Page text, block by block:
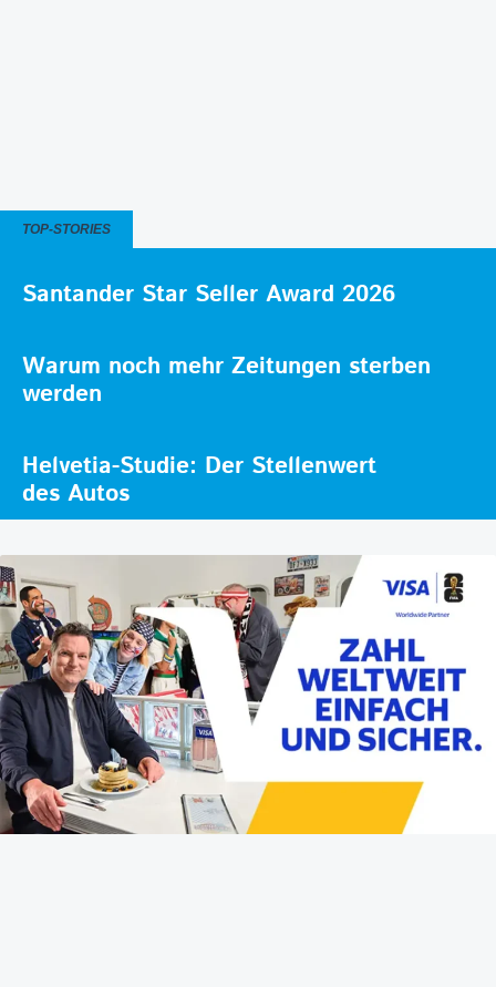
TOP-STORIES
Santander Star Seller Award 2026
Warum noch mehr Zeitungen sterben
werden
Helvetia-Studie: Der Stellenwert
des Autos